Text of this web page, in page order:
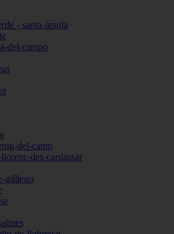
- santa-úrsula
del-campo
del-camp
des-cardassar
gállego